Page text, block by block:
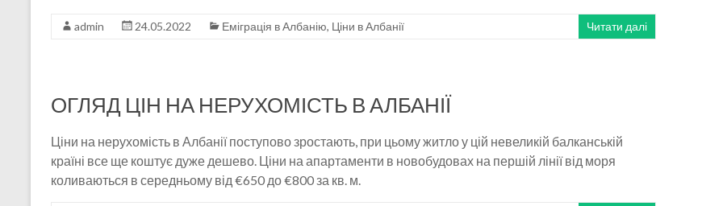
admin 24.05.2022 Еміграція в Албанію, Ціни в Албанії Читати далі
ОГЛЯД ЦІН НА НЕРУХОМІСТЬ В АЛБАНІЇ
Ціни на нерухомість в Албанії поступово зростають, при цьому житло у цій невеликій балканській
країні все ще коштує дуже дешево. Ціни на апартаменти в новобудовах на першій лінії від моря
коливаються в середньому від €650 до €800 за кв. м.